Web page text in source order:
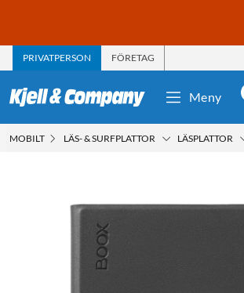
PRIVATPERSON FÖRETAG
Meny
MOBILT LÄS- & SURFPLATTOR LÄSPLATTOR